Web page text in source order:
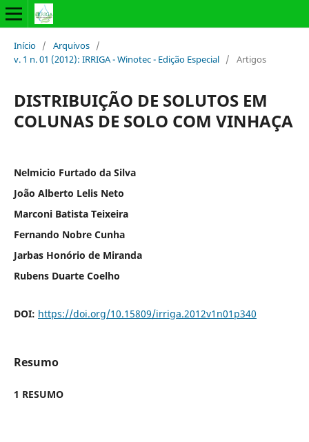
Início / Arquivos /
v. 1 n. 01 (2012): IRRIGA - Winotec - Edição Especial / Artigos
DISTRIBUIÇÃO DE SOLUTOS EM
COLUNAS DE SOLO COM VINHAÇA
Nelmicio Furtado da Silva
João Alberto Lelis Neto
Marconi Batista Teixeira
Fernando Nobre Cunha
Jarbas Honório de Miranda
Rubens Duarte Coelho
DOI: https://doi.org/10.15809/irriga.2012v1n01p340
Resumo
1 RESUMO